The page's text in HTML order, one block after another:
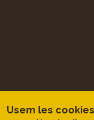
Usem les